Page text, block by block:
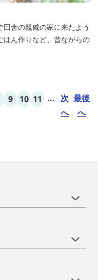
舎の親戚の家に来たよう
はん作りなど、昔ながらの
9 10 11 ... 次
へ
最後
へ